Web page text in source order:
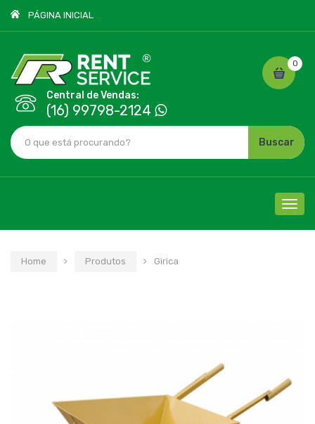
PÁGINA INICIAL
Central de Vendas:
(16) 99798-2124
0
Buscar
Home
Produtos Girica